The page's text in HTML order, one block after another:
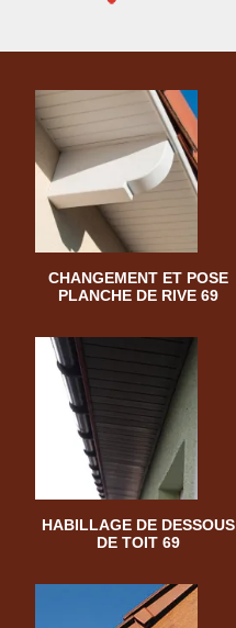
CHANGEMENT ET POSE
PLANCHE DE RIVE 69
HABILLAGE DE DESSOUS
DE TOIT 69